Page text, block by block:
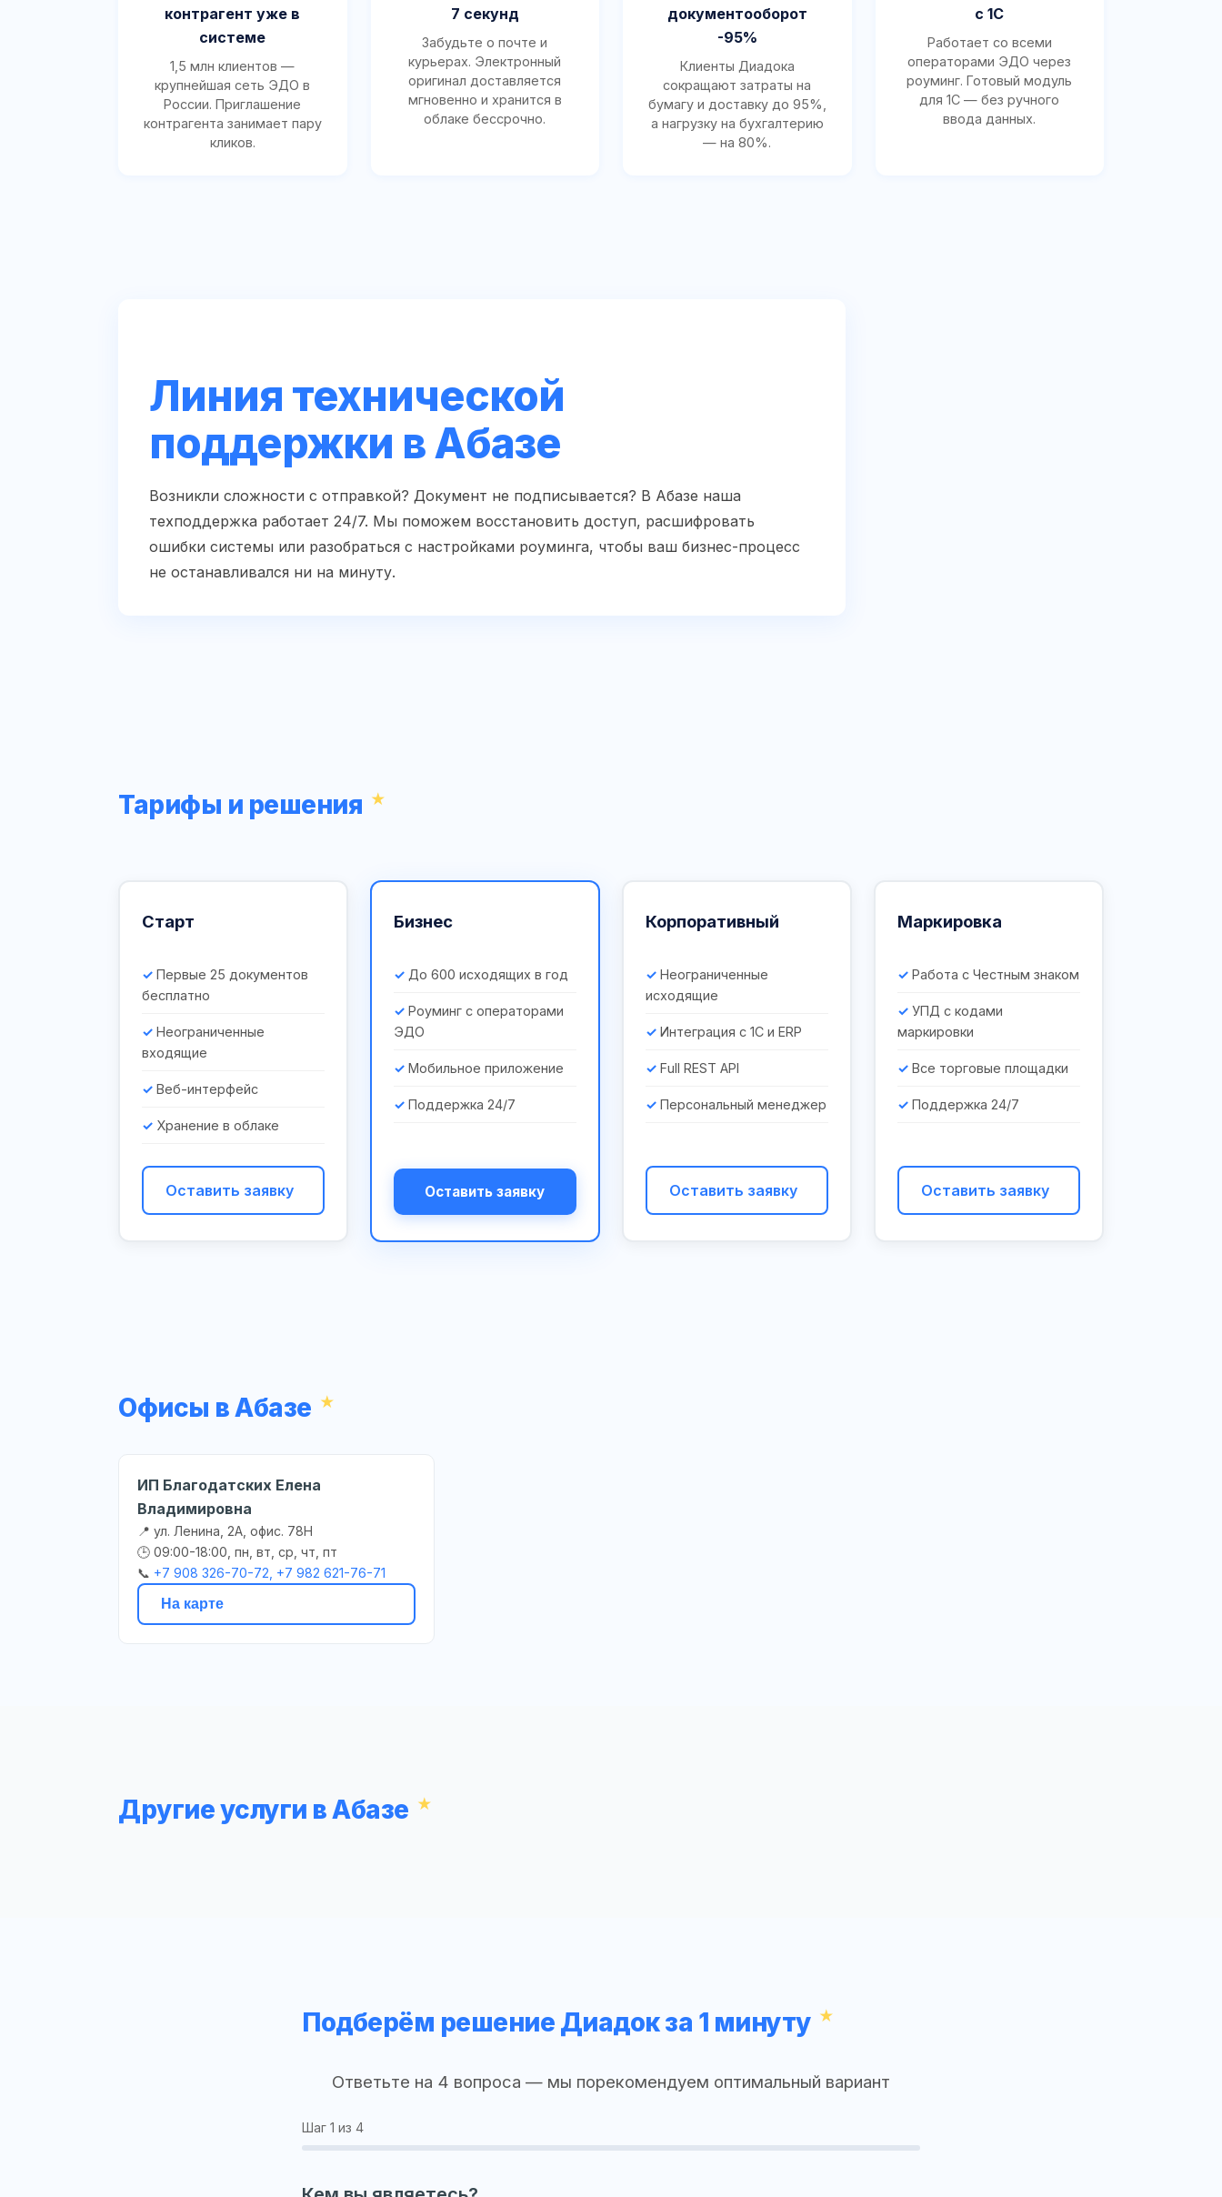
контрагент уже в
системе
1,5 млн клиентов —
крупнейшая сеть ЭДО в
России. Приглашение
контрагента занимает пару
кликов.
7 секунд
Забудьте о почте и
курьерах. Электронный
оригинал доставляется
мгновенно и хранится в
облаке бессрочно.
документооборот
-95%
Клиенты Диадока
сокращают затраты на
бумагу и доставку до 95%,
а нагрузку на бухгалтерию
— на 80%.
с 1С
Работает со всеми
операторами ЭДО через
роуминг. Готовый модуль
для 1С — без ручного
ввода данных.
Линия технической
поддержки в Абазе
Возникли сложности с отправкой? Документ не подписывается? В Абазе наша
техподдержка работает 24/7. Мы поможем восстановить доступ, расшифровать
ошибки системы или разобраться с настройками роуминга, чтобы ваш бизнес-процесс
не останавливался ни на минуту.
Тарифы и решения
Старт
Первые 25 документов
бесплатно
Неограниченные
входящие
Веб-интерфейс
Хранение в облаке
Оставить заявку
Бизнес
До 600 исходящих в год
Роуминг с операторами
ЭДО
Мобильное приложение
Поддержка 24/7
Оставить заявку
Корпоративный
Неограниченные
исходящие
Интеграция с 1С и ERP
Full REST API
Персональный менеджер
Оставить заявку
Маркировка
Работа с Честным знаком
УПД с кодами
маркировки
Все торговые площадки
Поддержка 24/7
Оставить заявку
Офисы в Абазе
ИП Благодатских Елена
Владимировна
📍 ул. Ленина, 2А, офис. 78Н
🕒 09:00-18:00, пн, вт, ср, чт, пт
📞 +7 908 326-70-72, +7 982 621-76-71
На карте
Другие услуги в Абазе
Подберём решение Диадок за 1 минуту
Ответьте на 4 вопроса — мы порекомендуем оптимальный вариант
Шаг 1 из 4